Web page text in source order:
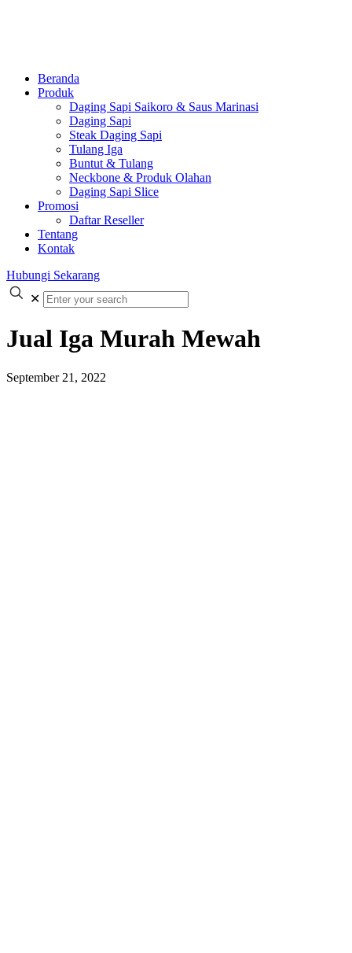
Beranda
Produk
Daging Sapi Saikoro & Saus Marinasi
Daging Sapi
Steak Daging Sapi
Tulang Iga
Buntut & Tulang
Neckbone & Produk Olahan
Daging Sapi Slice
Promosi
Daftar Reseller
Tentang
Kontak
Hubungi Sekarang
✕
Jual Iga Murah Mewah
September 21, 2022